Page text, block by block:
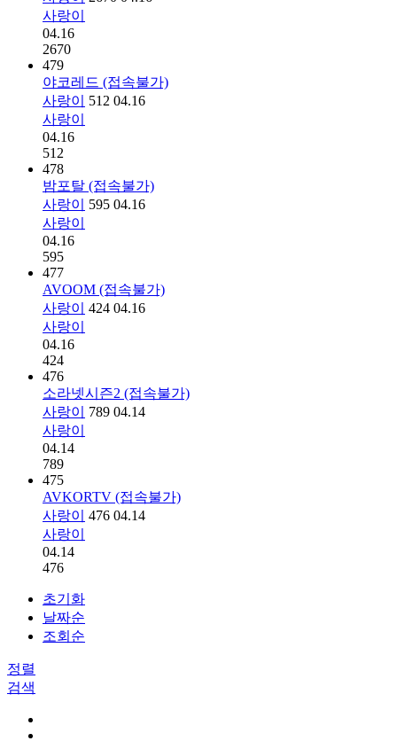
사랑이
04.16
2670
479
야코레드 (접속불가)
사랑이
512 04.16
사랑이
04.16
512
478
밤포탈 (접속불가)
사랑이
595 04.16
사랑이
04.16
595
477
AVOOM (접속불가)
사랑이
424 04.16
사랑이
04.16
424
476
소라넷시즌2 (접속불가)
사랑이
789 04.14
사랑이
04.14
789
475
AVKORTV (접속불가)
사랑이
476 04.14
사랑이
04.14
476
초기화
날짜순
조회순
정렬
검색